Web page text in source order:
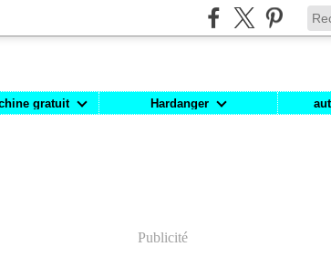
gratuit Hardanger
Publicité